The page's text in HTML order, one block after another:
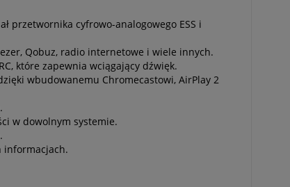
przetwornika cyfrowo-analogowego ESS i
Qobuz, radio internetowe i wiele innych.
które zapewnia wciągający dźwięk.
wbudowanemu Chromecastowi, AirPlay 2
w dowolnym systemie.
informacjach.